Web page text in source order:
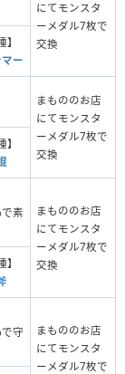
にてモンスタ
ーメダル7枚で
交換
】
ー
まもののお店
にてモンスタ
ーメダル7枚で
交換
】
素
まもののお店
にてモンスタ
ーメダル7枚で
交換
】
守
まもののお店
にてモンスタ
ーメダル7枚で